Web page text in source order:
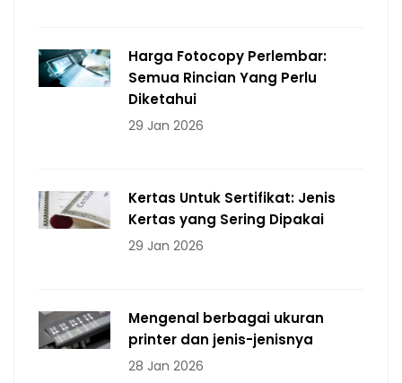
Harga Fotocopy Perlembar:
Semua Rincian Yang Perlu
Diketahui
29 Jan 2026
Kertas Untuk Sertifikat: Jenis
Kertas yang Sering Dipakai
29 Jan 2026
Mengenal berbagai ukuran
printer dan jenis-jenisnya
28 Jan 2026